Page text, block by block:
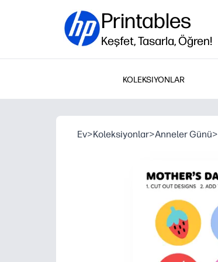
Printables
Keşfet, Tasarla, Öğren!
KOLEKSIYONLAR
Ev>Koleksiyonlar>Anneler Günü>